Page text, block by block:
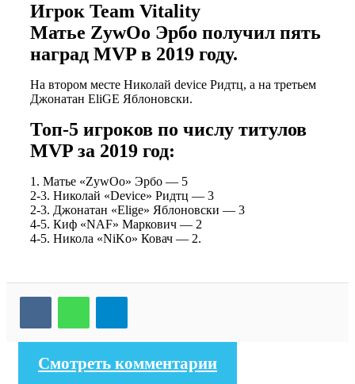
Игрок Team Vitality
Матье ZywOo Эрбо получил пять
наград MVP в 2019 году.
На втором месте Николай device Ридтц, а на третьем
Джонатан EliGE Яблоновски.
Топ-5 игроков по числу титулов
MVP за 2019 год:
1. Матье «ZywOo» Эрбо — 5
2-3. Николай «Device» Ридтц — 3
2-3. Джонатан «Elige» Яблоновски — 3
4-5. Киф «NAF» Маркович — 2
4-5. Никола «NiKo» Ковач — 2.
Telegram
Смотреть комментарии